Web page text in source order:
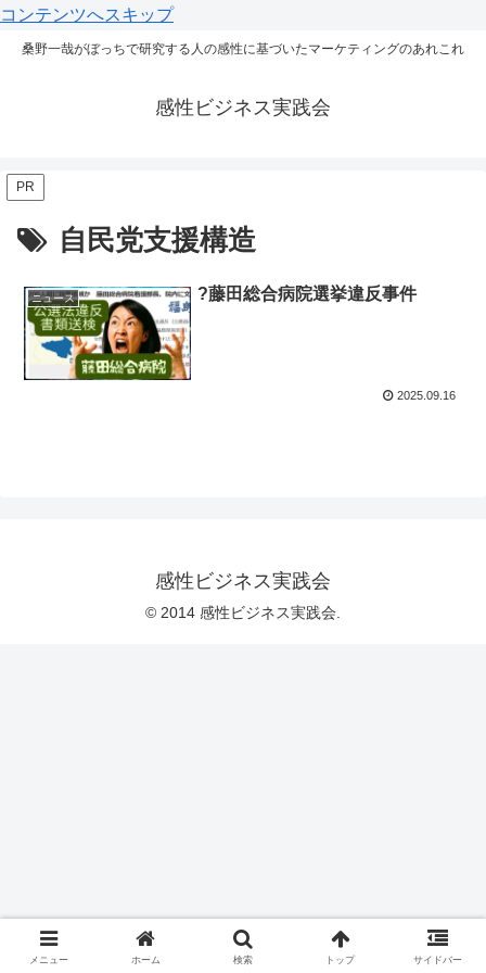
コンテンツへスキップ
桑野一哉がぼっちで研究する人の感性に基づいたマーケティングのあれこれ
感性ビジネス実践会
PR
自民党支援構造
ニュース ?藤田総合病院選挙違反事件
2025.09.16
感性ビジネス実践会
© 2014 感性ビジネス実践会.
メニュー ホーム 検索 トップ サイドバー